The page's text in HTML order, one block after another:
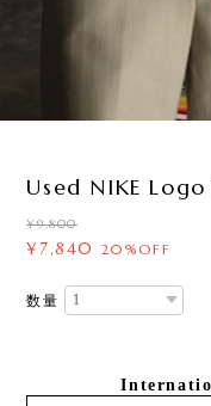
Used NIKE Logo
¥9,800
¥7,840 20%OFF
数量